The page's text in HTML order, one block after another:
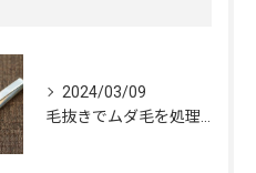
2024/03/09